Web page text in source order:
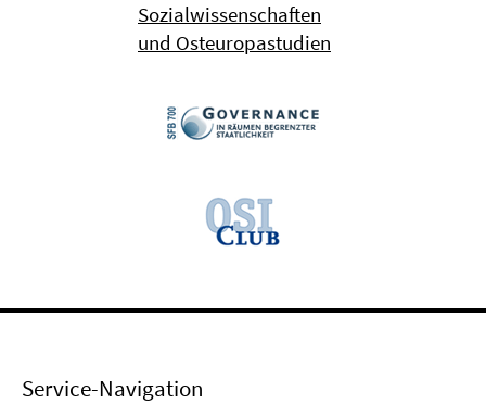
Sozialwissenschaften
und Osteuropastudien
Service-Navigation